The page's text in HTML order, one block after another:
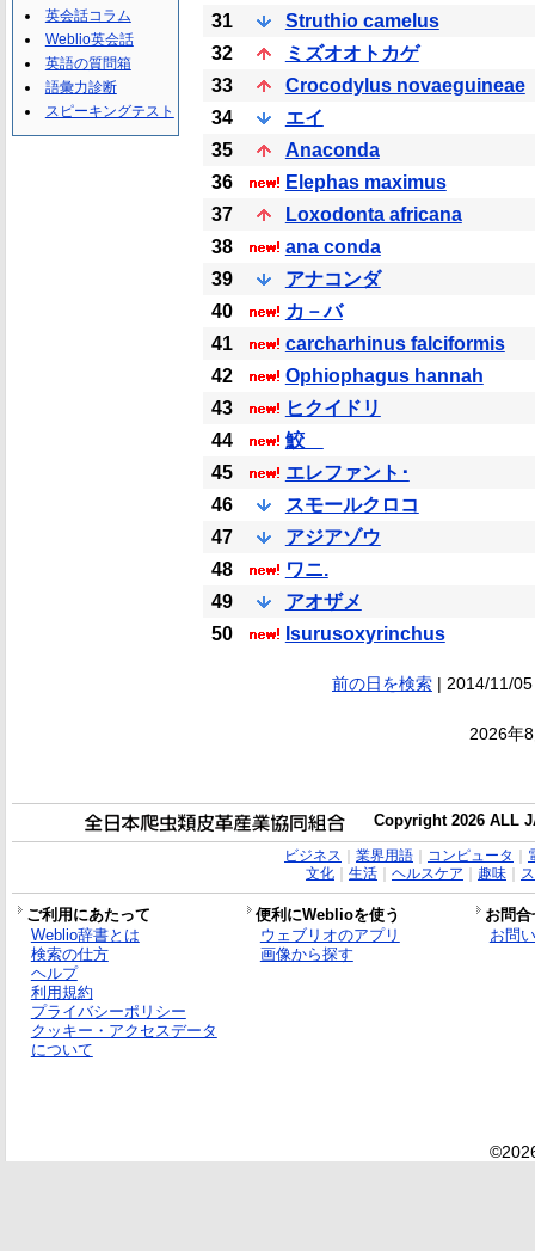
31
Struthio camelus
32
ミズオオトカゲ
33
Crocodylus novaeguineae
34
エイ
35
Anaconda
36
Elephas maximus
37
Loxodonta africana
38
ana conda
39
アナコンダ
40
カ－バ
41
carcharhinus falciformis
42
Ophiophagus hannah
43
ヒクイドリ
44
鮫
45
エレファント･
46
スモールクロコ
47
アジアゾウ
48
ワニ.
49
アオザメ
50
Isurusoxyrinchus
前の日を検索| 2014/11/
2026年
英会話コラム
Weblio英会話
英語の質問箱
語彙力診断
スピーキングテスト
Copyright 2026 ALL
ビジネス 業界用語｜ コンピュータ
文化｜ 生活｜ ヘルスケア 趣味｜
ご利用にあたって 便利にWeblioを使う
お問
Weblio辞書とは
検索の仕方
ヘルプ
利用規約
プライバシーポリシー
クッキー・アクセスデータ
について
ウェブリオのアプリ
画像から探す
お問